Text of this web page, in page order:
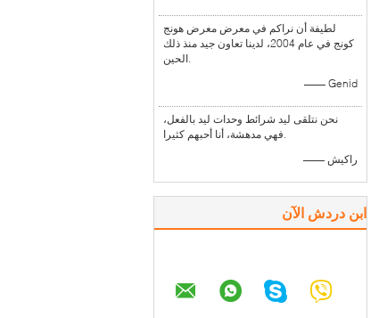
لطيفة أن نراكم في معرض معرض هونج
كونج في عام 2004، لدينا تعاون جيد منذ ذلك
الحين.
—— Genid
نحن نتلقى ليد شرائط وحدات ليد بالفعل،
فهي مدهشة، أنا أحبهم كثيرا.
—— راكيش
ابن دردش الآن